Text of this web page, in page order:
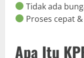
Tidak ada
Proses cepat
Apa Itu